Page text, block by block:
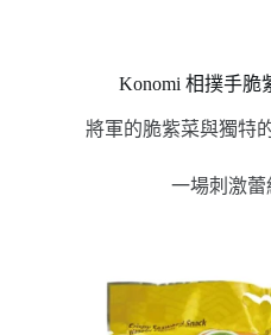
Konomi 相撲手脆
將軍的脆紫菜與獨特
一場刺激蕾